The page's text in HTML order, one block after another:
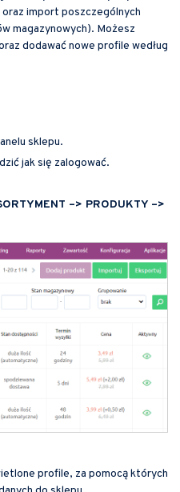
import poszczególnych
magazynowych). Możesz
dodawać nowe profile według
sklepu.
jak się zalogować.
–> PRODUKTY –>
profile, za pomocą których